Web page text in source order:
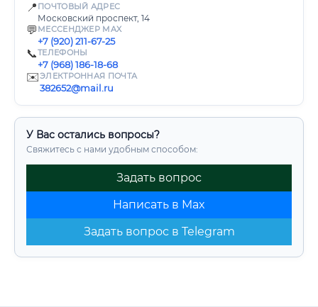
📍 ПОЧТОВЫЙ АДРЕС
Московский проспект, 14
💬 МЕССЕНДЖЕР MAX
+7 (920) 211-67-25
📞ТЕЛЕФОНЫ
+7 (968) 186-18-68
✉️ЭЛЕКТРОННАЯ ПОЧТА
382652@mail.ru
У Вас остались вопросы?
Свяжитесь с нами удобным способом:
Задать вопрос
Написать в Max
Задать вопрос в Telegram